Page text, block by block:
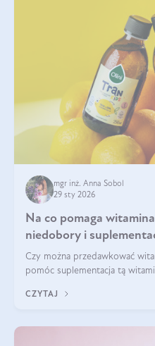
mgr inż. Anna Sobol
29 sty 2026
Na co pomaga
niedobory i
Czy można przedawkować
pomóc suplementacja tą
zalecane jest jesienią i zimą,
CZYTAJ